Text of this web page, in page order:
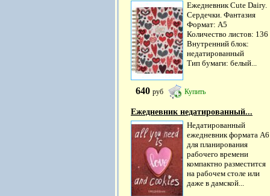
Ежедневник Cute Dairy.
Сердечки. Фантазия
Формат: А5
Количество листов: 136
Внутренний блок:
недатированный
Тип бумаги: белый...
640 руб Купить
Ежедневник недатированный...
Недатированный
ежедневник формата А6
для планирования
рабочего времени
компактно разместится
на рабочем столе или
даже в дамской...